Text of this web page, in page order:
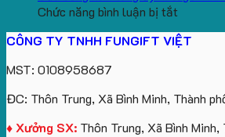
Ty
Lữ
lớn
logo
số
lượng
lớn
Chức năng bình luận bị tắt
bông
giấy
logo
CÔNG TY TNHH FUNGIFT VIỆT
MST: 0108958687
ĐC: Thôn Trung, Xã Bình Minh, Thành
♦ Xưởng SX: Thôn Trung, Xã Bình Minh,